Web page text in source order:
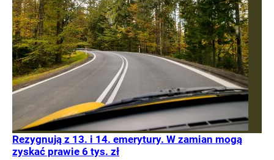
Rezygnują z 13. i 14. emerytury. W zamian mogą
zyskać prawie 6 tys. zł